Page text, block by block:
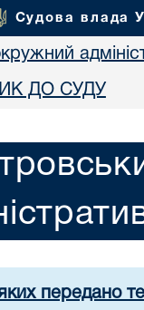
Судова влада
ДО СУДУ
передано